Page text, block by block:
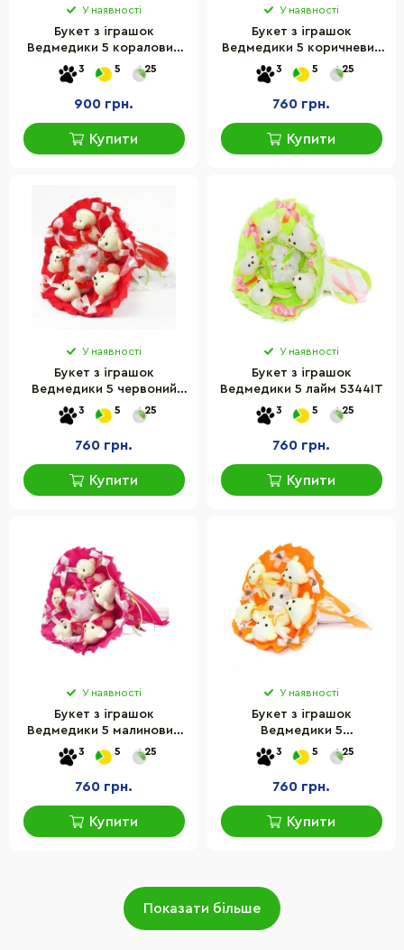
У наявності
Букет з іграшок
Ведмедики 5 кораловий
5216IT
3 5 25
900 грн.
Купити
У наявності
Букет з іграшок
Ведмедики 5 коричневий
5287IT
3 5 25
760 грн.
Купити
У наявності
Букет з іграшок
Ведмедики 5 червоний
5289IT
3 5 25
760 грн.
Купити
У наявності
Букет з іграшок
Ведмедики 5 лайм 5344IT
3 5 25
760 грн.
Купити
У наявності
Букет з іграшок
Ведмедики 5 малиновий
5292IT
3 5 25
760 грн.
Купити
У наявності
Букет з іграшок
Ведмедики 5
помаранчевий 5345IT
3 5 25
760 грн.
Купити
Показати більше